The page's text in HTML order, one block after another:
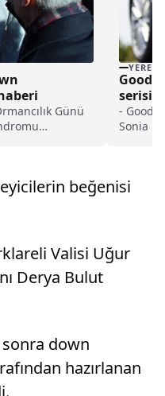
Günü
etkinlikte,...
YEREL
-
Sonia
beğenisi
Valisi Uğur
Derya Bulut
down
hazırlanan